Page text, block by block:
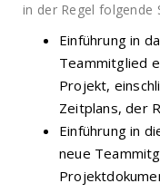
in der Regel folgende
Einführung in
Teammitglied
Projekt,
Zeitplans, der
Einführung in
neue